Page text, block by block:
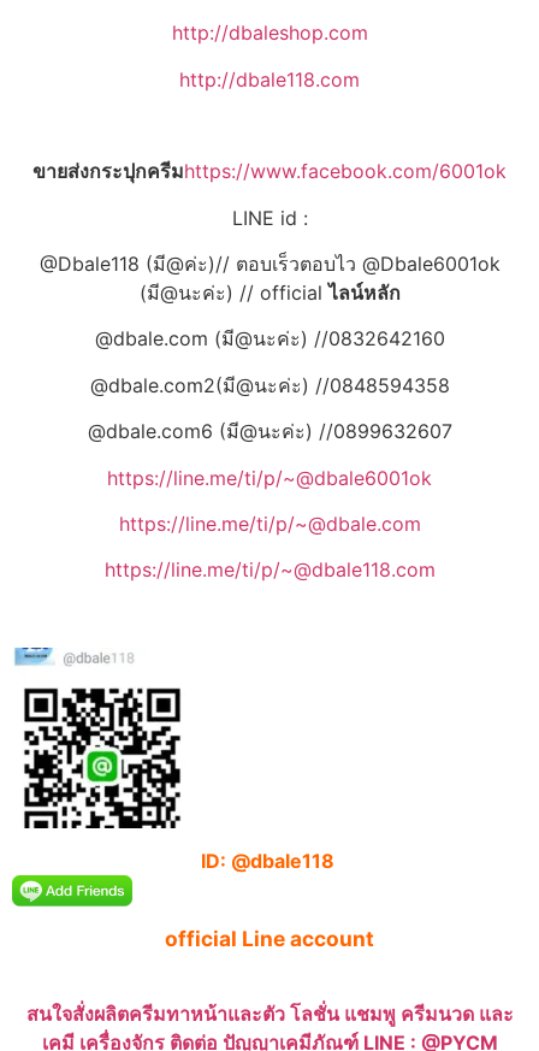
http://dbaleshop.com
http://dbale118.com
ขายส่งกระปุกครีมhttps://www.facebook.com/6001ok
LINE id :
@Dbale118 (มี@ค่ะ)// ตอบเร็วตอบไว @Dbale6001ok
(มี@นะค่ะ) // officialไลน์หลัก
@dbale.com (มี@นะค่ะ) //0832642160
@dbale.com2(มี@นะค่ะ) //0848594358
@dbale.com6 (มี@นะค่ะ) //0899632607
https://line.me/ti/p/~@dbale6001ok
https://line.me/ti/p/~@dbale.com
https://line.me/ti/p/~@dbale118.com
ID: @dbale118
official Line account
สนใจสั่งผลิตครีมทาหน้าและตัว โลชั่น แชมพู ครีมนวด และ
เคมี เครื่องจักร ติดต่อ ปัญญาเคมีภัณฑ์ LINE : @PYCM